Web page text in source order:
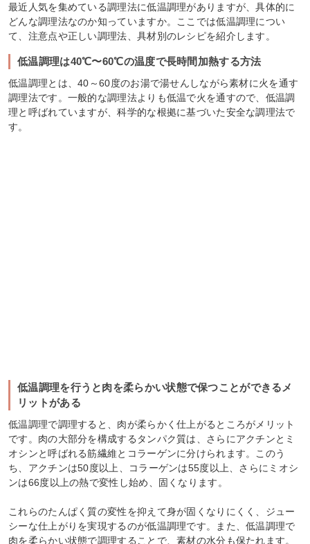
最近人気を集めている調理法に低温調理がありますが、具体的に
どんな調理法なのか知っていますか。ここでは低温調理につい
て、注意点や正しい調理法、具材別のレシピを紹介します。
低温調理は40℃〜60℃の温度で長時間加熱する方法
低温調理とは、40～60度のお湯で湯せんしながら素材に火を通す
調理法です。一般的な調理法よりも低温で火を通すので、低温調
理と呼ばれていますが、科学的な根拠に基づいた安全な調理法で
す。
低温調理を行うと肉を柔らかい状態で保つことができるメ
リットがある
低温調理で調理すると、肉が柔らかく仕上がるところがメリット
です。肉の大部分を構成するタンパク質は、さらにアクチンとミ
オシンと呼ばれる筋繊維とコラーゲンに分けられます。このう
ち、アクチンは50度以上、コラーゲンは55度以上、さらにミオシ
ンは66度以上の熱で変性し始め、固くなります。
これらのたんぱく質の変性を抑えて身が固くなりにくく、ジュー
シーな仕上がりを実現するのが低温調理です。また、低温調理で
肉を柔らかい状態で調理することで、素材の水分も保たれます。